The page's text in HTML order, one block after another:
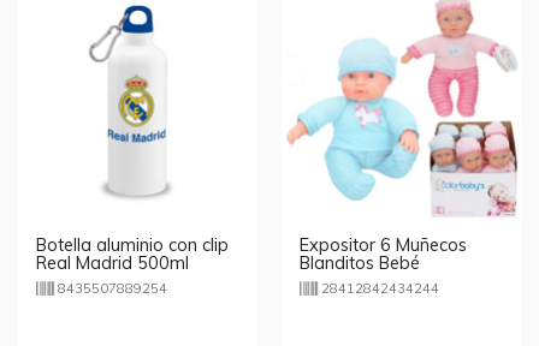
Botella aluminio con clip
Real Madrid 500ml
8435507889254
Expositor 6 Muñecos
Blanditos Bebé
28412842434244